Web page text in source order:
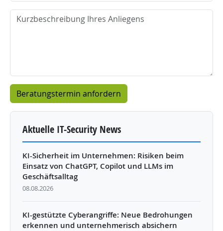
Aktuelle IT-Security News
KI-Sicherheit im Unternehmen: Risiken beim
Einsatz von ChatGPT, Copilot und LLMs im
Geschäftsalltag
08.08.2026
KI-gestützte Cyberangriffe: Neue Bedrohungen
erkennen und unternehmerisch absichern
Nachricht